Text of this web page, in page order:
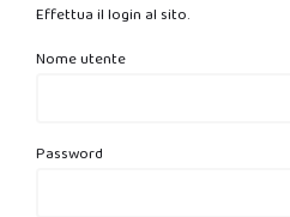
Effettua il login al sito.
Nome utente
Password